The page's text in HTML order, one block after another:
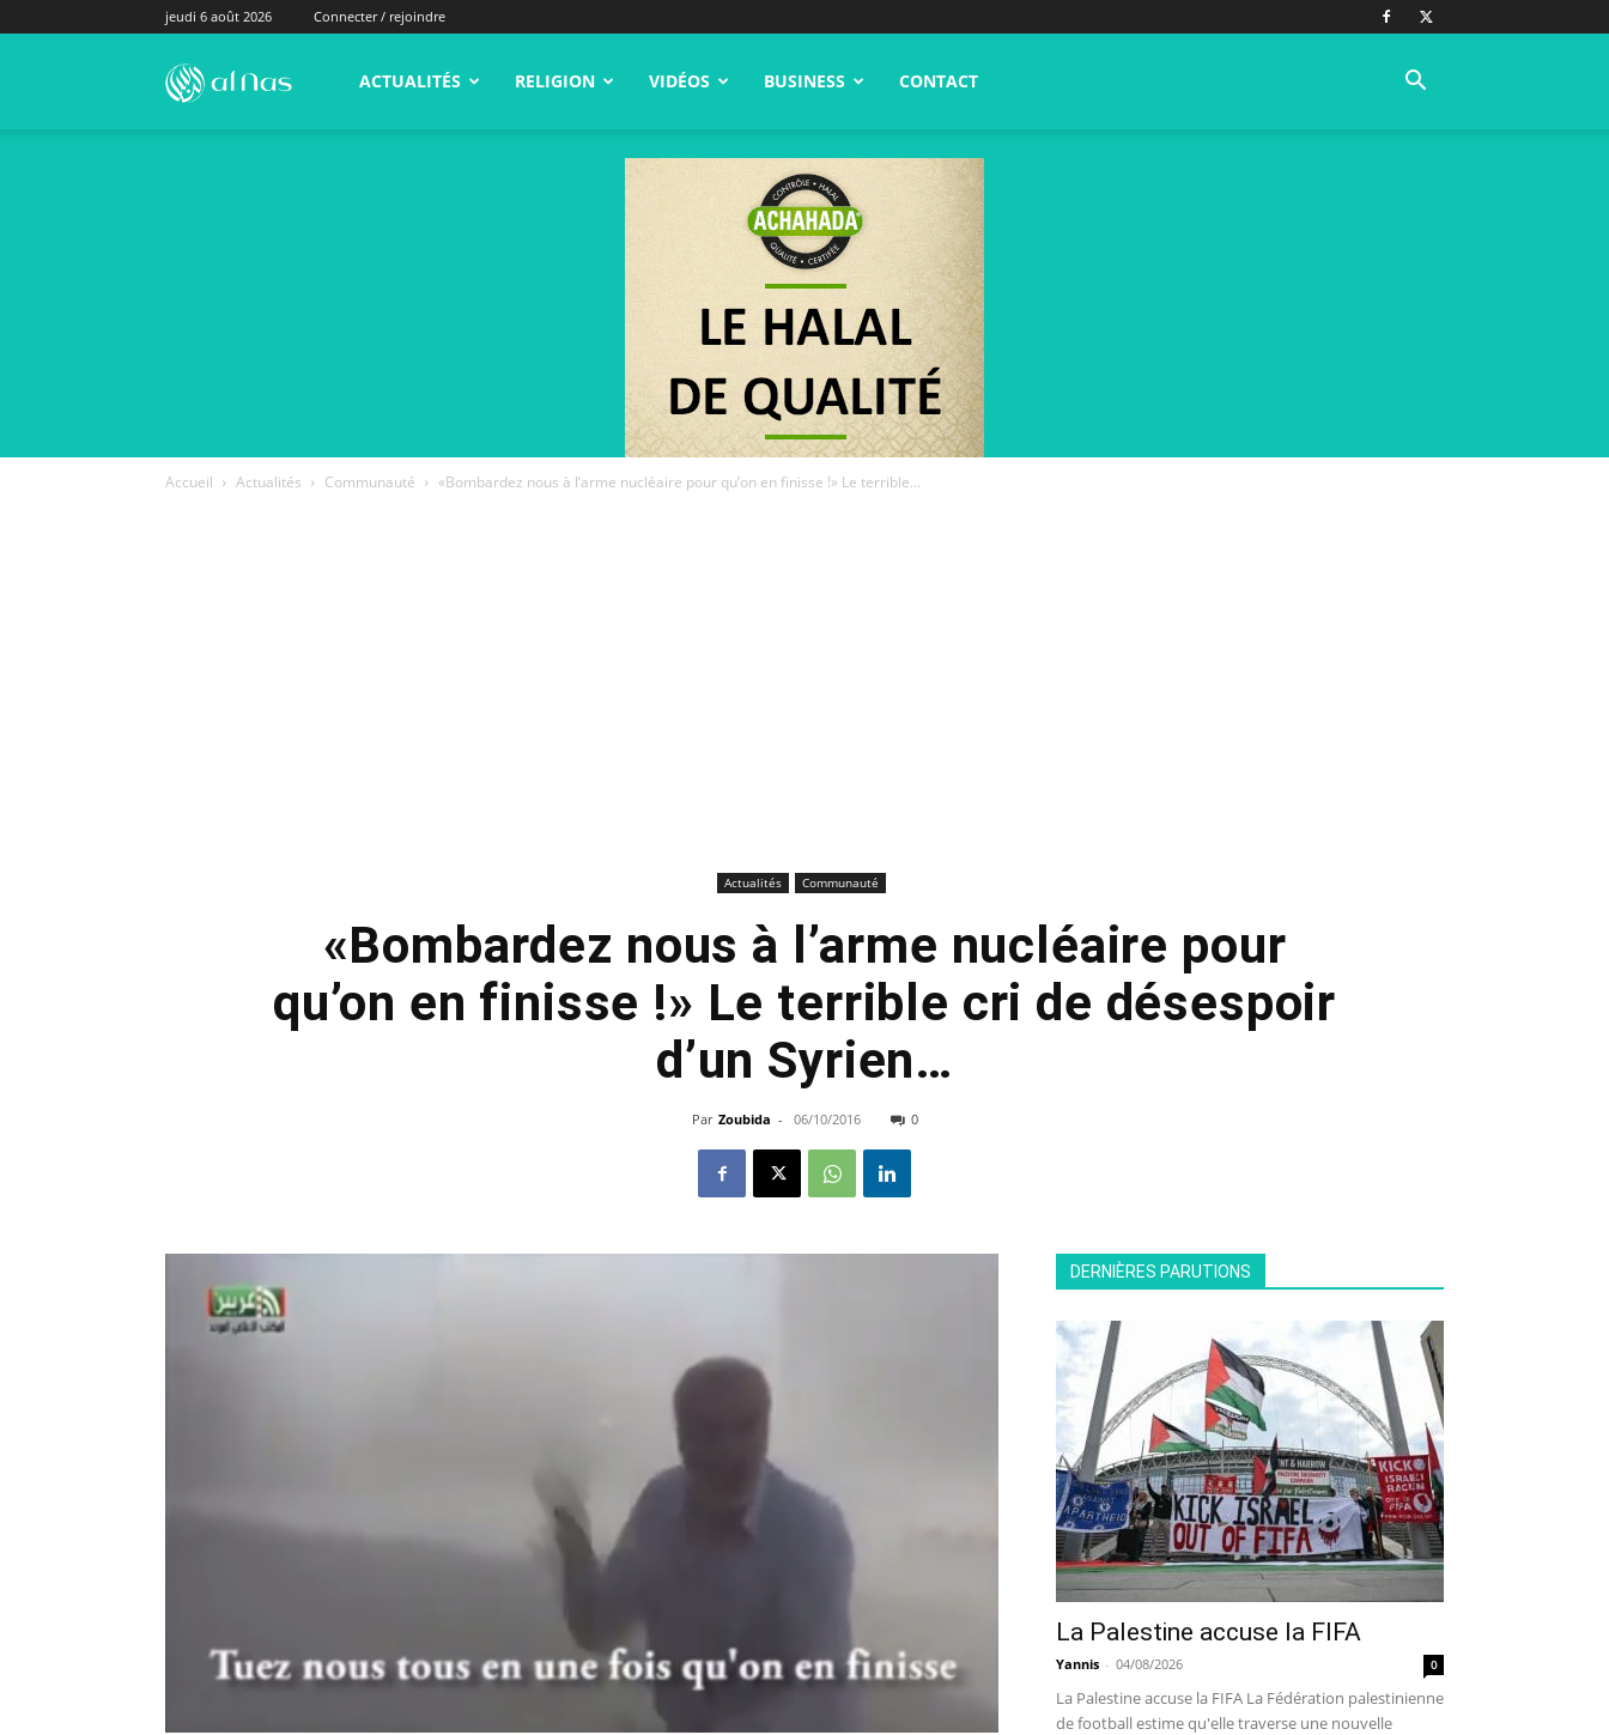
jeudi 6 août 2026 Connecter / rejoindre
alNas.fr ACTUALITÉS RELIGION VIDÉOS BUSINESS CONTACT
Accueil Actualités Communauté «Bombardez nous à l’arme nucléaire pour qu’on en finisse !» Le terrible...
Actualités Communauté
«Bombardez nous à l’arme nucléaire pour
qu’on en finisse !» Le terrible cri de désespoir
d’un Syrien…
Par Zoubida - 06/10/2016 0
DERNIÈRES PARUTIONS
La Palestine accuse la FIFA
Yannis - 04/08/2026 0
La Palestine accuse la FIFA La Fédération palestinienne
de football estime qu'elle traverse une nouvelle